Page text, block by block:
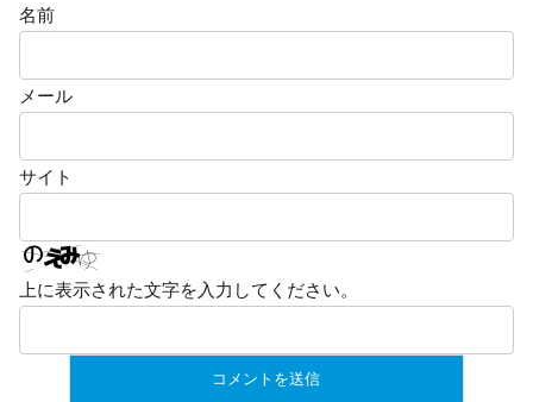
名前
メール
サイト
上に表示された文字を入力してください。